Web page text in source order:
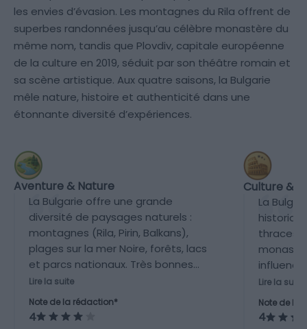
les envies d’évasion. Les montagnes du Rila offrent de
superbes randonnées jusqu’au célèbre monastère du
même nom, tandis que Plovdiv, capitale européenne
de la culture en 2019, séduit par son théâtre romain et
sa scène artistique. Aux quatre saisons, la Bulgarie
mêle nature, histoire et authenticité dans une
étonnante diversité d’expériences.
Aventure & Nature
La Bulgarie offre une grande
diversité de paysages naturels :
montagnes (Rila, Pirin, Balkans),
plages sur la mer Noire, forêts, lacs
et parcs nationaux. Très bonnes
possibilités de randonnées, ski, et
activités en plein air, même si le
pays n’est pas encore une
Lire la suite
Note de la rédaction*
4
Culture &
La
thraces,
comme
Plovdiv
Lire la suite
Note de la
4